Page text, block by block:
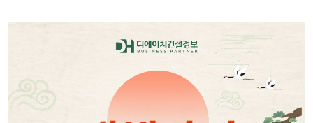
업
리시설·
지관리업
안전진단전
문기관/
안전점검전
국가유산
수리업
(문화재수